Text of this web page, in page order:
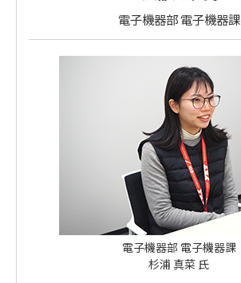
電子機器部 電子機器課
電子機器部 電子機器課
杉浦 真菜 氏